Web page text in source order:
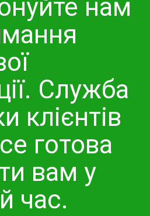
нам
Служба
клієнтів
готова
вам у
час.